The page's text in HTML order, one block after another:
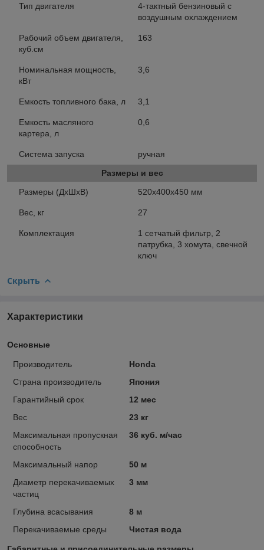
Тип двигателя
4-тактный бензиновый с
воздушным охлаждением
Рабочий объем двигателя,
куб.см
163
Номинальная мощность,
кВт
3,6
Емкость топливного бака, л 3,1
Емкость масляного
картера, л
0,6
Система запуска
ручная
Размеры и вес
Размеры (ДхШхВ)
520х400х450 мм
Вес, кг 27
Комплектация
1 сетчатый фильтр, 2
патрубка, 3 хомута, свечной
ключ
Скрыть
Характеристики
Основные
Производитель
Honda
Страна производитель
Япония
Гарантийный срок
12 мес
Вес
23 кг
Максимальная пропускная
способность
36 куб. м/час
Максимальный напор
50 м
Диаметр перекачиваемых
частиц
3 мм
Глубина всасывания
8 м
Перекачиваемые среды
Чистая вода